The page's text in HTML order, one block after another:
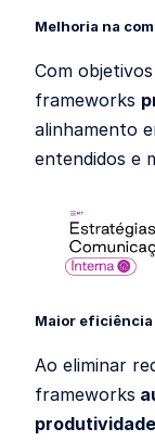
Melhoria na
Com
frameworks
alinhamento
entendidos e
Maior
Ao eliminar
frameworks
produtividade